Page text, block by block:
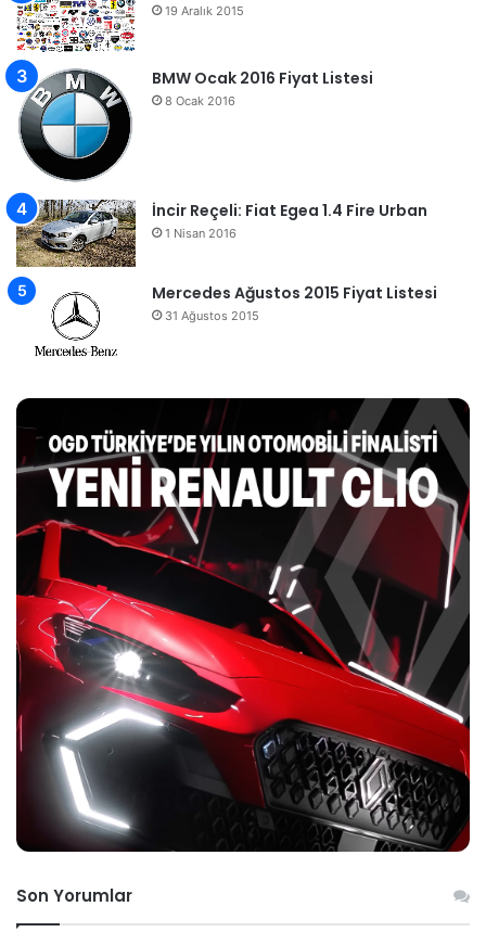
19 Aralık 2015
BMW Ocak 2016 Fiyat Listesi
8 Ocak 2016
İncir Reçeli: Fiat Egea 1.4 Fire Urban
1 Nisan 2016
Mercedes Ağustos 2015 Fiyat Listesi
31 Ağustos 2015
Son Yorumlar